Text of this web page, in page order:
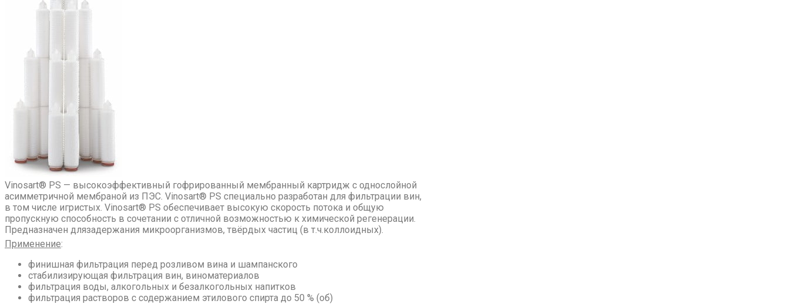
Vinosart® PS — высокоэффективный гофрированный мембранный картридж с однослойной
асимметричной мембраной из ПЭС. Vinosart® PS специально разработан для фильтрации вин,
в том числе игристых. Vinosart® PS обеспечивает высокую скорость потока и общую
пропускную способность в сочетании с отличной возможностью к химической регенерации.
Предназначен длязадержания микроорганизмов, твёрдых частиц (в т.ч.коллоидных).
Применение:
финишная фильтрация перед розливом вина и шампанского
стабилизирующая фильтрация вин, виноматериалов
фильтрация воды, алкогольных и безалкогольных напитков
фильтрация растворов с содержанием этилового спирта до 50 % (об)